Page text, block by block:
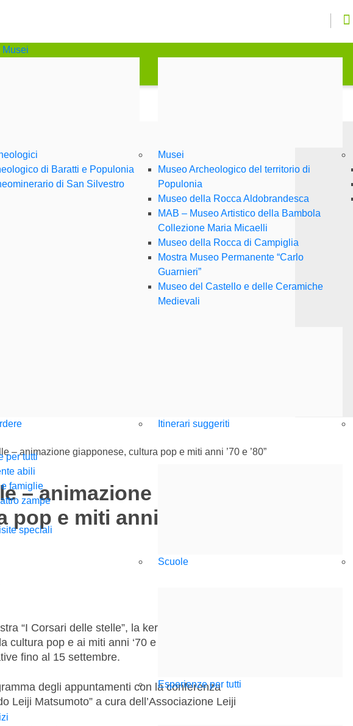
ricerca contenuti
Musei
di Baratti e Populonia
di San Silvestro
Musei
Museo Archeologico del territorio di
Populonia
Museo della Rocca Aldobrandesca
MAB – Museo Artistico della Bambola
Collezione Maria Micaelli
Museo della Rocca di Campiglia
Mostra Museo Permanente “Carlo
Guarnieri”
Museo del Castello e delle Ceramiche
Medievali
Itinerari suggeriti
per tutti
abili
famiglie
zampe
speciali
Scuole
Esperienze per tutti
– animazione giapponese, cultura pop e miti anni ’70 e ’80”
– animazione
e miti anni ’70 e ’80”
“I Corsari delle stelle”, la kermesse dedicata al
cultura pop e ai miti anni ‘70 e ‘80, che animerà la
fino al 15 settembre.
degli appuntamenti con la conferenza
Leiji Matsumoto” a cura dell’Associazione Leiji